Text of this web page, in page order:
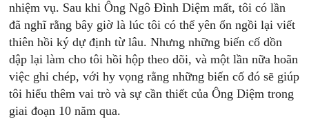
nhiệm vụ. Sau khi Ông Ngô Đình Diệm mất, tôi có lần
đã nghĩ rằng bây giờ là lúc tôi có thể yên ổn ngồi lại viết
thiên hồi ký dự định từ lâu. Nhưng những biến cố dồn
dập lại làm cho tôi hồi hộp theo dõi, và một lần nữa hoãn
việc ghi chép, với hy vọng rằng những biến cố đó sẽ giúp
tôi hiểu thêm vai trò và sự cần thiết của Ông Diệm trong
giai đoạn 10 năm qua.